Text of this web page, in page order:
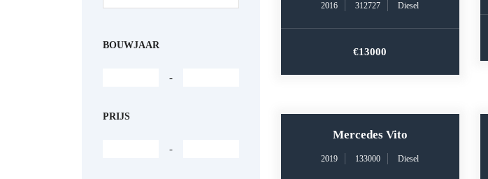
BOUWJAAR
-
PRIJS
-
2016 312727 Diesel
€13000
Mercedes Vito
2019 133000 Diesel